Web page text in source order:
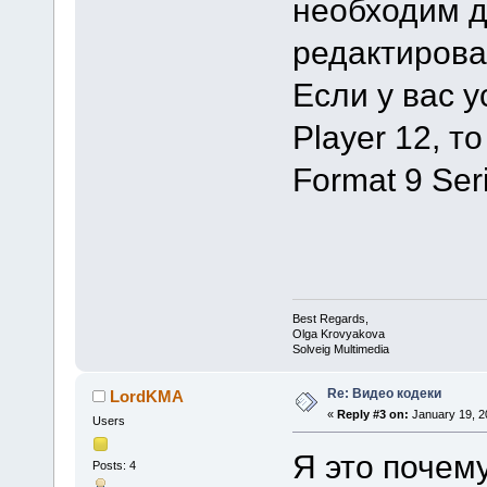
необходим
Если у вас
Player 12,
Format 9
Best Regards,
Olga Krovyakova
Solveig Multimedia
LordKMA
Users
Posts: 4
Re: Видео кодеки
« Reply #3 on: January 19,
Я это